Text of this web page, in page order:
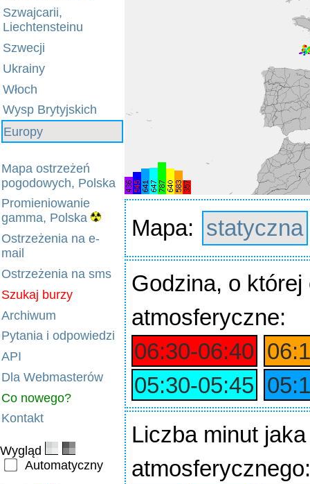
Szwajcarii,
Liechtensteinu
Szwecji
Ukrainy
Włoch
Wysp Brytyjskich
Europy
Mapa ostrzeżeń
pogodowych, Polska
Promieniowanie
gamma, Polska
Ostrzeżenia na e-
mail
Ostrzeżenia na sms
Szukaj burzy
Archiwum
Pytania i odpowiedzi
API
Dla Webmasterów
Co nowego?
Kontakt
Wygląd
Automatyczny
Mapa: statyczna
Godzina, o której
atmosferyczne:
06:30‑06:40
05:30‑05:45
Liczba minut jaka
atmosferycznego: